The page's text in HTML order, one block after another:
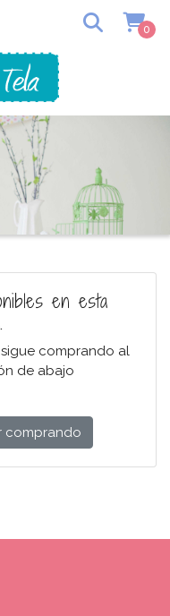
0
en esta
comprando al
de abajo
comprando